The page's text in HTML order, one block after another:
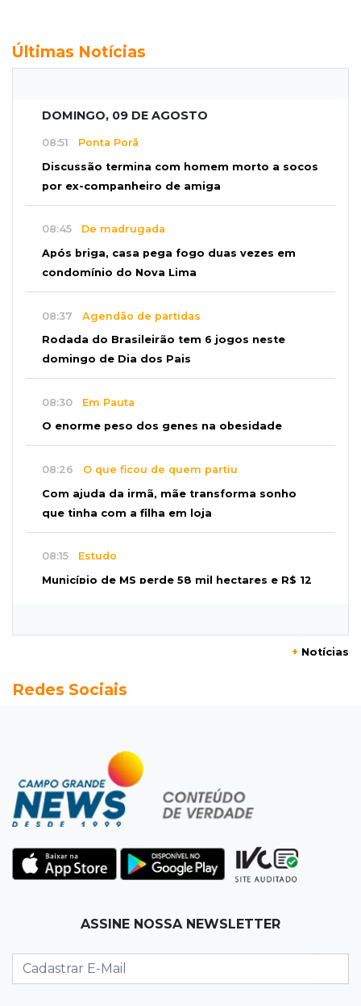
Últimas Notícias
DOMINGO, 09 DE AGOSTO
08:51 Ponta Porã
Discussão termina com homem morto a socos
por ex-companheiro de amiga
08:45 De madrugada
Após briga, casa pega fogo duas vezes em
condomínio do Nova Lima
08:37 Agendão de partidas
Rodada do Brasileirão tem 6 jogos neste
domingo de Dia dos Pais
08:30 Em Pauta
O enorme peso dos genes na obesidade
08:26 O que ficou de quem partiu
Com ajuda da irmã, mãe transforma sonho
que tinha com a filha em loja
08:15 Estudo
Município de MS perde 58 mil hectares e R$ 12
poste de energia elétrica
Campo Grande tem quatro interdições no
trânsito neste domingo
07:45Dia dos Pais
hoje paga um preço alto?
Pais passam kung-fu de geração em geração
+ Notícias
Redes Sociais
ASSINE NOSSA NEWSLETTER